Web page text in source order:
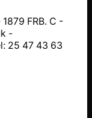
FRB. C -
-
25 47 43 63